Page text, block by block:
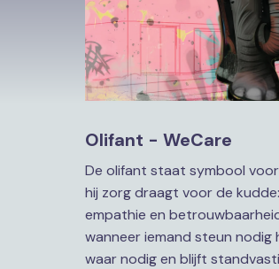
Olifant - WeCare
De olifant staat symbool voor
hij zorg draagt voor de
empathie en
wanneer iemand steun
waar nodig en blijft